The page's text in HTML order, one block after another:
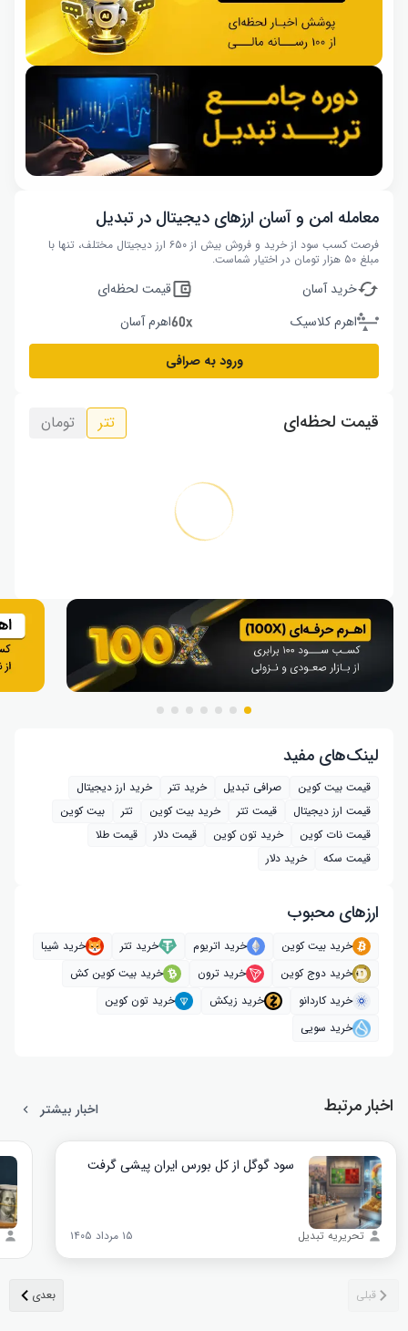
معامله امن و آسان ارزهای دیجیتال در تبدیل
فرصت کسب سود از خرید و فروش بیش از ۶۵۰ ارز دیجیتال مختلف، تنها با
مبلغ ۵۰ هزار تومان در اختیار شماست.
خرید آسان
قیمت لحظه‌ای
اهرم کلاسیک
اهرم آسان
ورود به صرافی
قیمت لحظه‌ای تتر تومان
لینک‌های مفید
قیمت بیت کوین صرافی تبدیل خرید تتر
خرید ارز دیجیتال
قیمت ارز دیجیتال
قیمت تتر خرید بیت‌ کوین تتر
بیت کوین
قیمت نات کوین
خرید تون کوین قیمت دلار
قیمت طلا
قیمت سکه
خرید دلار
ارز‌های محبوب
خرید بیت کوین خرید اتریوم خرید تتر
خرید شیبا
خرید دوج کوین
خرید ترون
خرید بیت کوین کش
خرید کاردانو
خرید زیکش
خرید تون کوین
خرید سویی
اخبار مرتبط اخبار بیشتر
سود گوگل از کل بورس ایران پیشی گرفت
تحریریه تبدیل ۱۵ مرداد ۱۴۰۵